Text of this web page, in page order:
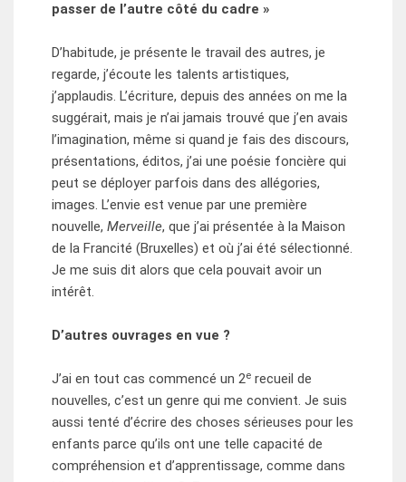
passer de l’autre côté du cadre »
D’habitude, je présente le travail des autres, je
regarde, j’écoute les talents artistiques,
j’applaudis. L’écriture, depuis des années on me la
suggérait, mais je n’ai jamais trouvé que j’en avais
l’imagination, même si quand je fais des discours,
présentations, éditos, j’ai une poésie foncière qui
peut se déployer parfois dans des allégories,
images. L’envie est venue par une première
nouvelle, Merveille, que j’ai présentée à la Maison
de la Francité (Bruxelles) et où j’ai été sélectionné.
Je me suis dit alors que cela pouvait avoir un
intérêt.
D’autres ouvrages en vue ?
J’ai en tout cas commencé un 2erecueil de
nouvelles, c’est un genre qui me convient. Je suis
aussi tenté d’écrire des choses sérieuses pour les
enfants parce qu’ils ont une telle capacité de
compréhension et d’apprentissage, comme dans